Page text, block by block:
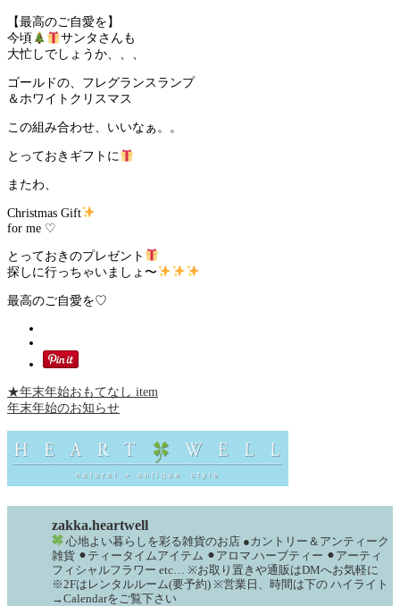
【最高のご自愛を】
今頃
サンタさんも
大忙しでしょうか、、、
ゴールドの、フレグランスランプ
＆ホワイトクリスマス
この組み合わせ、いいなぁ。。
とっておきギフトに
またわ、
Christmas Gift
for me ♡
とっておきのプレゼント
探しに行っちゃいましょ〜
最高のご自愛を♡
★年末年始おもてなし item
年末年始のお知らせ
zakka.heartwell
心地よい暮らしを彩る雑貨のお店 ●カントリー＆アンティーク
雑貨 ⚫︎ティータイムアイテム ⚫︎アロマ.ハーブティー ⚫︎アーティ
フィシャルフラワー etc… ※お取り置きや通販はDMへお気軽に
※2Fはレンタルルーム(要予約) ※営業日、時間は下の ハイライト
→Calendarをご覧下さい